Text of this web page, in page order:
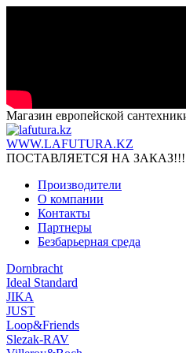
Магазин европейской
WWW.LAFUTURA.KZ
ПОСТАВЛЯЕТСЯ НА ЗАКАЗ!!!
Производители
О компании
Контакты
Партнеры
Безбарьерная среда
Dornbracht
Ideal Standard
JIKA
JUST
Loop&Friends
Slezak-RAV